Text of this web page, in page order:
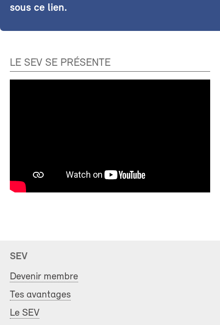
sous ce lien.
LE SEV SE PRÉSENTE
SEV
Devenir membre
Tes avantages
Le SEV